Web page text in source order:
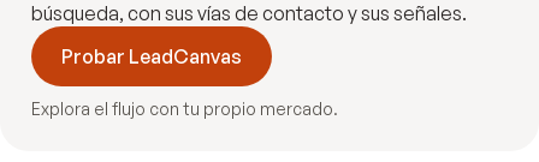
búsqueda, con sus vías de contacto y sus señales.
Probar LeadCanvas
Explora el flujo con tu propio mercado.